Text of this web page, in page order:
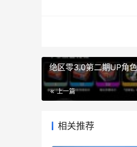
绝区零3.0第二期UP角
上一篇
相关推荐